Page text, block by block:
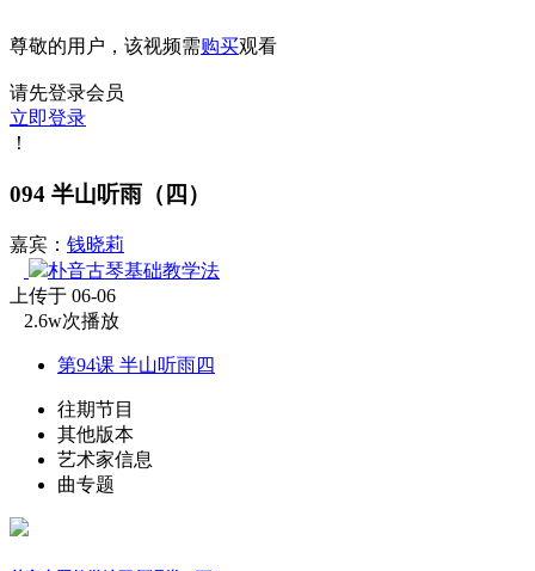
尊敬的用户，该视频需购买观看
请先登录会员
立即登录
！
094 半山听雨（四）
嘉宾： 钱晓莉
朴音古琴基础教学法
上传于 06-06
2.6w次播放
第94课 半山听雨四
往期节目
其他版本
艺术家信息
曲专题